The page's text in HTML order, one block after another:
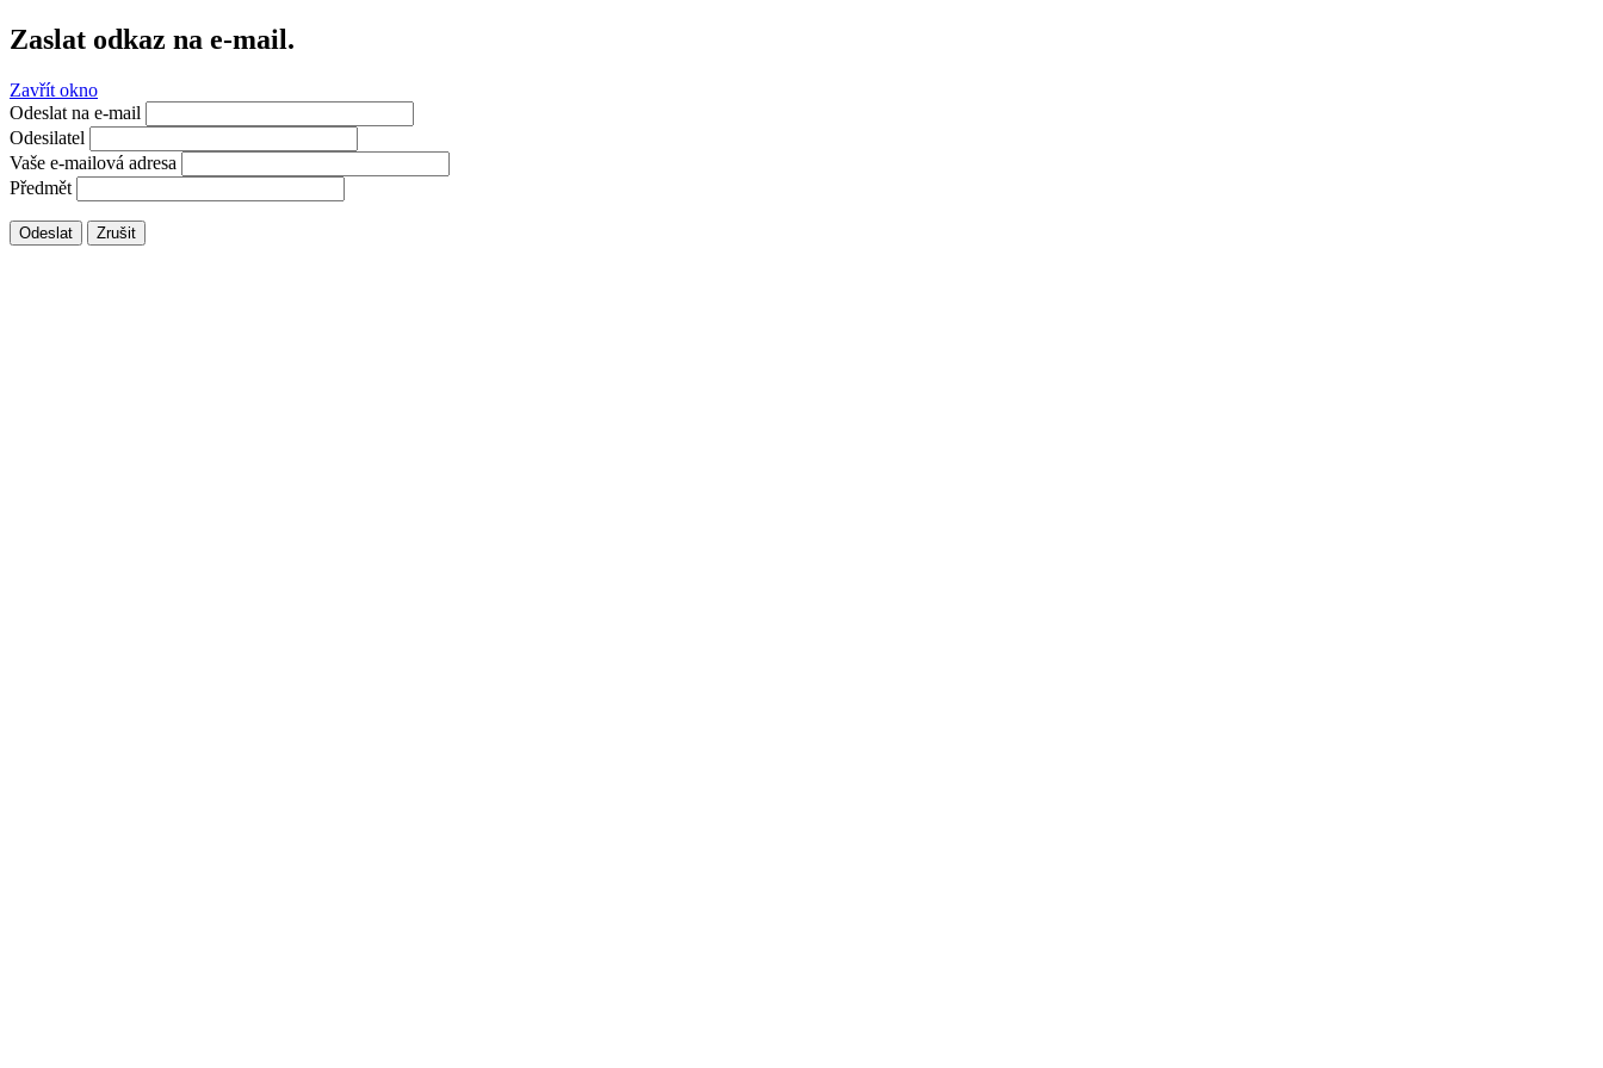
Zaslat odkaz na e-mail.
Zavřít okno
Odeslat na e-mail
Odesilatel
Vaše e-mailová adresa
Předmět
Odeslat Zrušit